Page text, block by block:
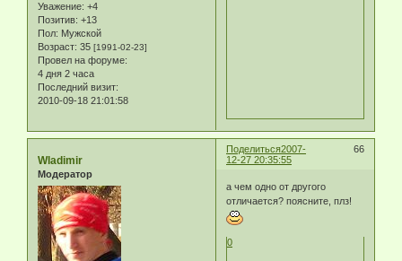
Уважение: +4
Позитив: +13
Пол: Мужской
Возраст: 35 [1991-02-23]
Провел на форуме:
4 дня 2 часа
Последний визит:
2010-09-18 21:01:58
Поделиться 66
2007-
12-27 20:35:55
Wladimir
Модератор
а чем одно от другого
отличается? поясните, плз!
0